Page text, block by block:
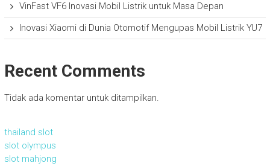
VinFast VF6 Inovasi Mobil Listrik untuk Masa Depan
Inovasi Xiaomi di Dunia Otomotif Mengupas Mobil Listrik YU7
Recent Comments
Tidak ada komentar untuk ditampilkan.
thailand slot
slot olympus
slot mahjong